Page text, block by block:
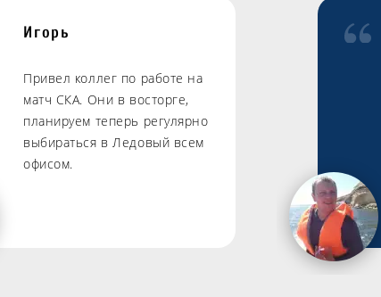
Игорь
Привел коллег по работе на
матч СКА. Они в восторге,
планируем теперь регулярно
выбираться в Ледовый всем
офисом.